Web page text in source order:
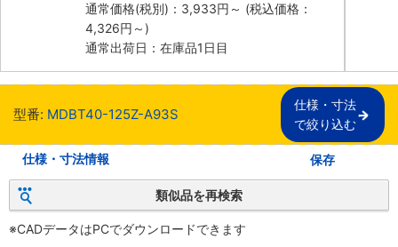
通常価格(税別)： 3,933円 ～ (税込価格：
4,326円 ～)
通常出荷日：在庫品1日目
型番: MDBT40-125Z-A93S
仕様・寸法
で絞り込む
仕様・寸法情報 保存
類似品を再検索
※CADデータはPCでダウンロードできます